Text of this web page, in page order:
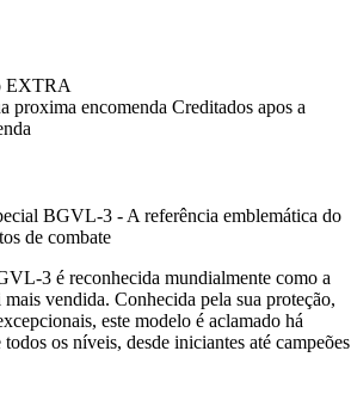
EXTRA
proxima encomenda Creditados apos a
BGVL-3 - A referência emblemática do
de combate
3 é reconhecida mundialmente como a
vendida. Conhecida pela sua proteção,
este modelo é aclamado há
os níveis, desde iniciantes até campeões